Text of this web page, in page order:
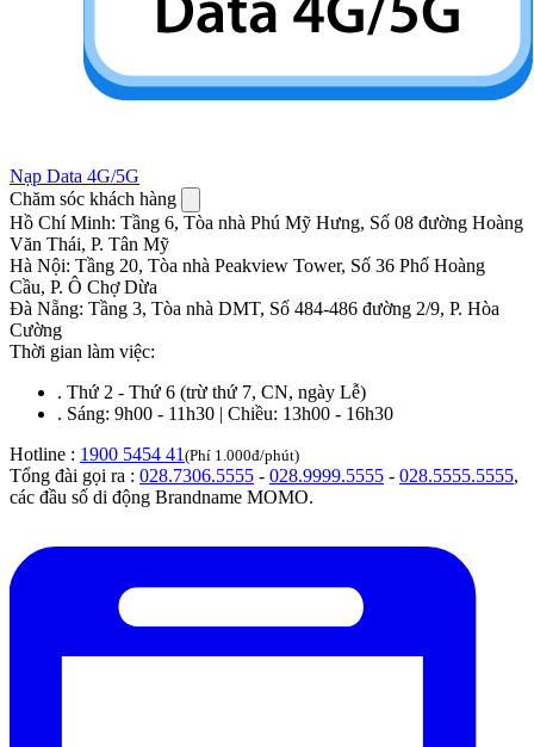
Nạp Data 4G/5G
Chăm sóc khách hàng
Hồ Chí Minh: Tầng 6, Tòa nhà Phú Mỹ Hưng, Số 08 đường Hoàng
Văn Thái, P. Tân Mỹ
Hà Nội: Tầng 20, Tòa nhà Peakview Tower, Số 36 Phố Hoàng
Cầu, P. Ô Chợ Dừa
Đà Nẵng: Tầng 3, Tòa nhà DMT, Số 484-486 đường 2/9, P. Hòa
Cường
Thời gian làm việc:
. Thứ 2 - Thứ 6 (trừ thứ 7, CN, ngày Lễ)
. Sáng: 9h00 - 11h30 | Chiều: 13h00 - 16h30
Hotline : 1900 5454 41 (Phí 1.000đ/phút)
Tổng đài gọi ra : 028.7306.5555 - 028.9999.5555 - 028.5555.5555,
các đầu số di động Brandname MOMO.